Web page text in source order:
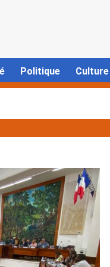
Politique Culture